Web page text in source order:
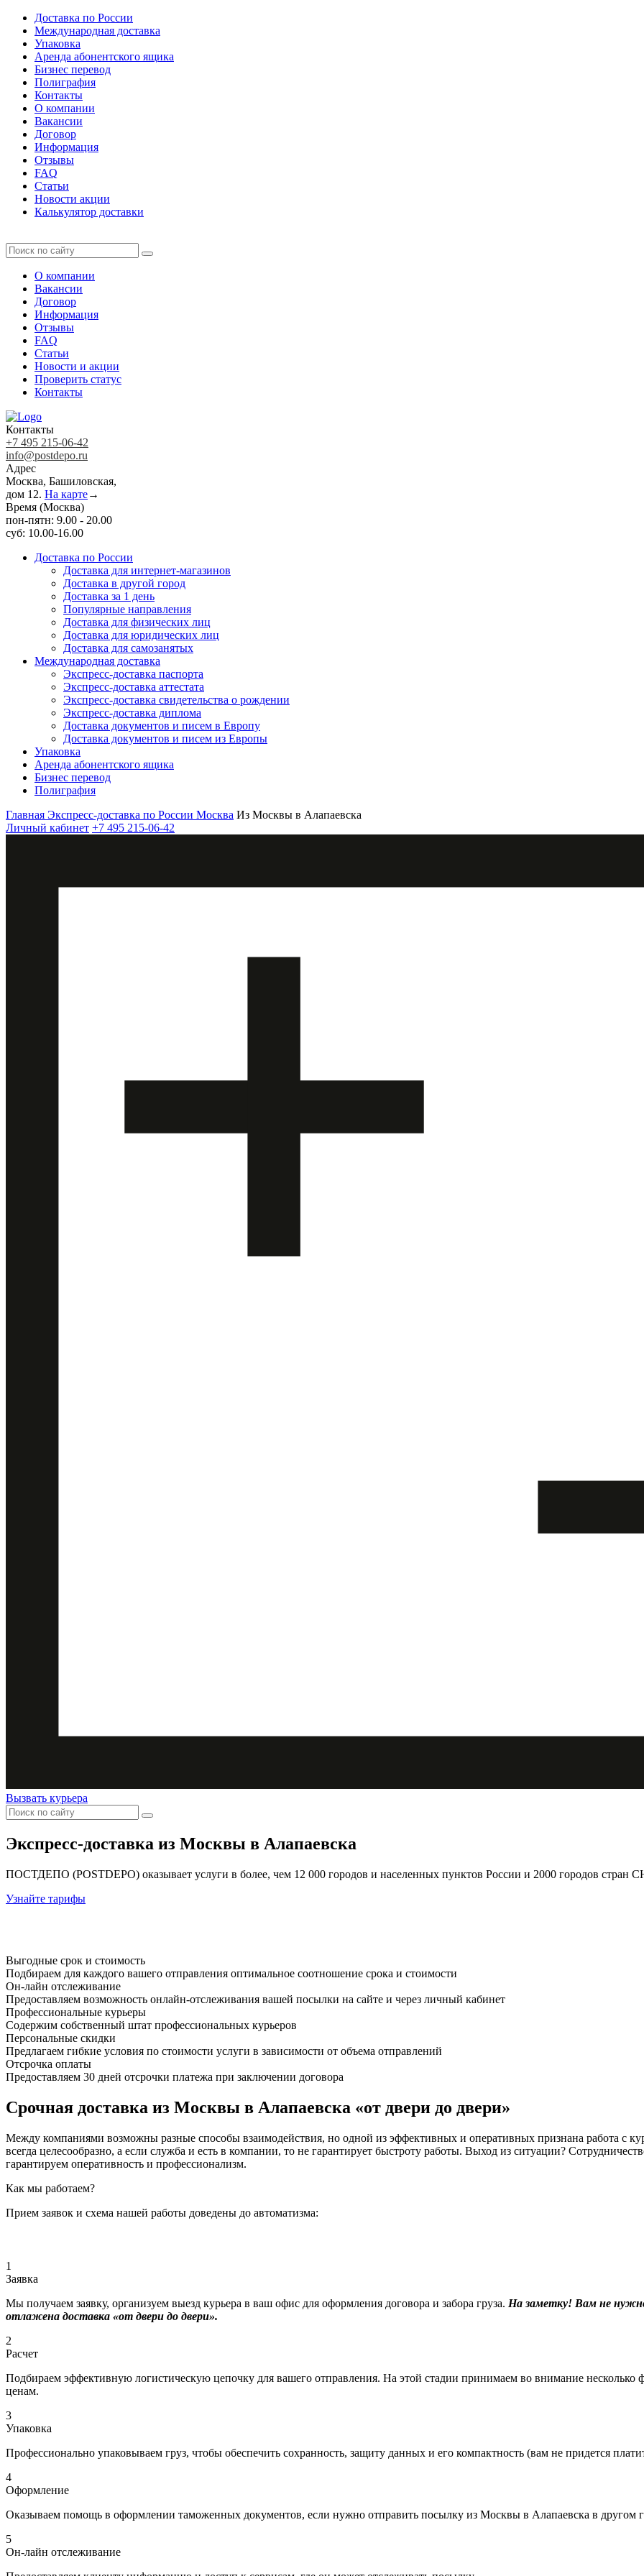
Доставка по России
Международная доставка
Упаковка
Аренда абонентского ящика
Бизнес перевод
Полиграфия
Контакты
О компании
Вакансии
Договор
Информация
Отзывы
FAQ
Статьи
Новости акции
Калькулятор доставки
О компании
Вакансии
Договор
Информация
Отзывы
FAQ
Статьи
Новости и акции
Проверить статус
Контакты
Контакты
+7 495 215-06-42
info@postdepo.ru
Адрес
Москва, Башиловская,
дом 12. На карте→
Время (Москва)
пон-пятн: 9.00 - 20.00
суб: 10.00-16.00
Доставка по России
Доставка для интернет-магазинов
Доставка в другой город
Доставка за 1 день
Популярные направления
Доставка для физических лиц
Доставка для юридических лиц
Доставка для самозанятых
Международная доставка
Экспресс-доставка паспорта
Экспресс-доставка аттестата
Экспресс-доставка свидетельства о рождении
Экспресс-доставка диплома
Доставка документов и писем в Европу
Доставка документов и писем из Европы
Упаковка
Аренда абонентского ящика
Бизнес перевод
Полиграфия
Главная Экспресс-доставка по России Москва Из Москвы в Алапаевска
Личный кабинет +7 495 215-06-42
Вызвать курьера
Экспресс-доставка из Москвы в Алапаевска
ПОСТДЕПО (POSTDEPO) оказывает услуги в более, чем 12 000 городов и населенных пунктов России и 2000 городов стран
Узнайте тарифы
Выгодные срок и стоимость
Подбираем для каждого вашего отправления оптимальное соотношение срока и стоимости
Он-лайн отслеживание
Предоставляем возможность онлайн-отслеживания вашей посылки на сайте и через личный кабинет
Профессиональные курьеры
Содержим собственный штат профессиональных курьеров
Персональные скидки
Предлагаем гибкие условия по стоимости услуги в зависимости от объема отправлений
Отсрочка оплаты
Предоставляем 30 дней отсрочки платежа при заключении договора
Срочная доставка из Москвы в Алапаевска «от двери до двери»
Между компаниями возможны разные способы взаимодействия, но одной из эффективных и оперативных признана работа с
всегда целесообразно, а если служба и есть в компании, то не гарантирует быстроту работы. Выход из ситуации?
гарантируем оперативность и профессионализм.
Как мы работаем?
Прием заявок и схема нашей работы доведены до автоматизма:
1
Заявка
Мы получаем заявку, организуем выезд курьера в ваш офис для оформления договора и забора груза. На заметку! Вам не
отлажена доставка «от двери до двери».
2
Расчет
Подбираем эффективную логистическую цепочку для вашего отправления. На этой стадии принимаем во внимание несколько
ценам.
3
Упаковка
Профессионально упаковываем груз, чтобы обеспечить сохранность, защиту данных и его компактность (вам не придется
4
Оформление
Оказываем помощь в оформлении таможенных документов, если нужно отправить посылку из Москвы в Алапаевска в другом
5
Он-лайн отслеживание